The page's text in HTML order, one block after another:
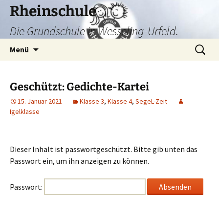
Zum
Inhalt
springen
Rheinschule
Die Grundschule in Wesseling-Urfeld.
Menü
Suchen
nach:
Geschützt: Gedichte-Kartei
15. Januar 2021 Klasse 3, Klasse 4, SegeL-Zeit
Igelklasse
Dieser Inhalt ist passwortgeschützt. Bitte gib unten das
Passwort ein, um ihn anzeigen zu können.
Passwort: